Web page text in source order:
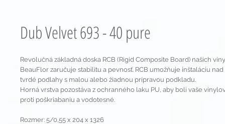
Dub Velvet 693 - 40 pure
Revolučná základná doska RCB (Rigid Composite Board) našich
BeauFlor zaručuje stabilitu a pevnosť. RCB umožňuje inštaláciu
tvrdé podlahy s malou alebo žiadnou prípravou podkladu.
Horná vrstva pozostáva z ochranného laku PU, aby boli vaše
proti poškriabaniu a vodotesné.
Rozmer: 5/0,55 x 204 x 1326